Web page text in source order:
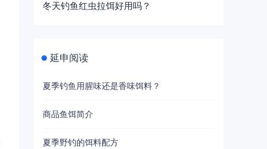
冬天钓鱼红虫拉饵好用吗？
延申阅读
夏季钓鱼用腥味还是香味饵料？
商品鱼饵简介
夏季野钓的饵料配方